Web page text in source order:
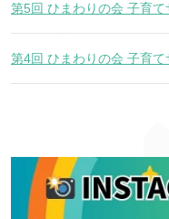
第5回 ひまわりの会 子育て
第4回 ひまわりの会 子育て